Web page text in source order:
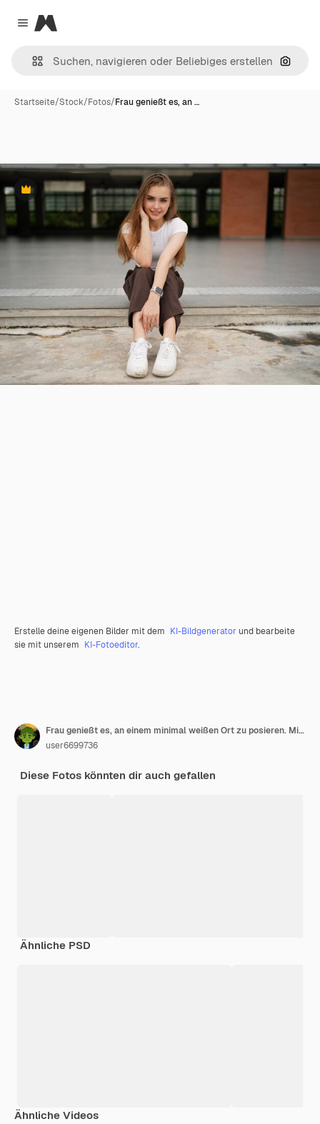
Close menu
Magnific
Nach
Startseite/Stock/Fotos/Frau genießt es, an …
Premium
Erstelle deine eigenen Bilder mit dem KI-Bildgenerator und bearbeite
sie mit unserem KI-Fotoeditor.
Frau genießt es, an einem minimal weißen Ort zu posieren. Minimaler weißer Ort und Hintergrund und schöne blonde kaukasische Dame im Inneren des minimalen Cafés.
user6699736
Diese Fotos könnten dir auch gefallen
Ähnliche PSD
Ähnliche Videos